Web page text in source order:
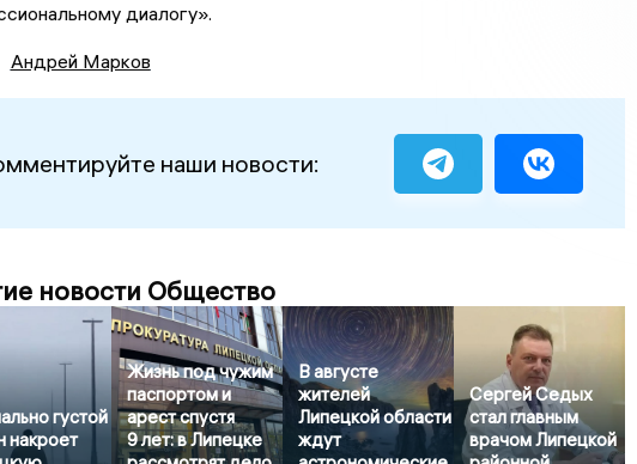
диалогу».
Андрей Марков
наши новости:
новости Общество
густой
накроет
Жизнь под чужим
паспортом и
арест спустя
9 лет: в Липецке
В августе
жителей
Липецкой области
ждут
Сергей Седых
стал главным
врачом Липецкой